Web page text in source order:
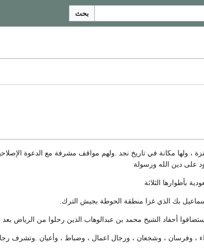
بحث
، ولها مكانة في تاريخ نجد .ولهم مواقف مشرفة مع الدعوة
على دين الله ورسولة
بأطوارها الثلاثة
بك الذي غزا منطقة الحوطة بجيش الترك.
أحفاد الشيخ محمد بن عبدالوهاب الذين رحلوا من الرياض بعد
، وفرسان ، وشجعان ، ورجال اعمال ، وضباط ، وأعيان .وتشرف